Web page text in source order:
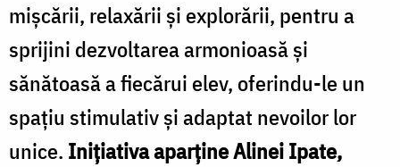
mișcării, relaxării și explorării, pentru a
sprijini dezvoltarea armonioasă și
sănătoasă a fiecărui elev, oferindu-le un
spațiu stimulativ și adaptat nevoilor lor
unice. Inițiativa aparține Alinei Ipate,